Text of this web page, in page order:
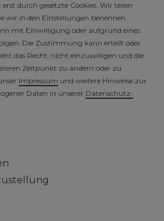
durch gesetzte Cookies. Wir teilen
wir in den Einstellungen benennen.
mit Einwilligung oder aufgrund eines
Die Zustimmung kann erteilt oder
das Recht, nicht einzuwilligen und die
Zeitpunkt zu ändern oder zu
Impressum und weitere Hinweise zur
Daten in unserer Daten­schutz­